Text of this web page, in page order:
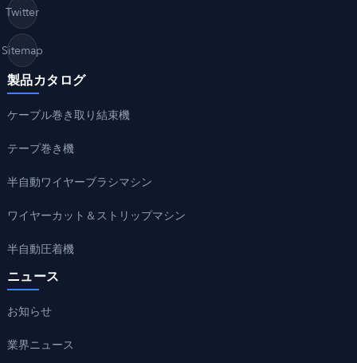
Twitter
Sitemap
製品カタログ
ケーブル巻き取り結束機
テープ巻き機
半自動ワイヤーブラシマシン
ワイヤーカット＆ストリップマシン
半自動圧着機
ニュース
お知らせ
業界ニュース